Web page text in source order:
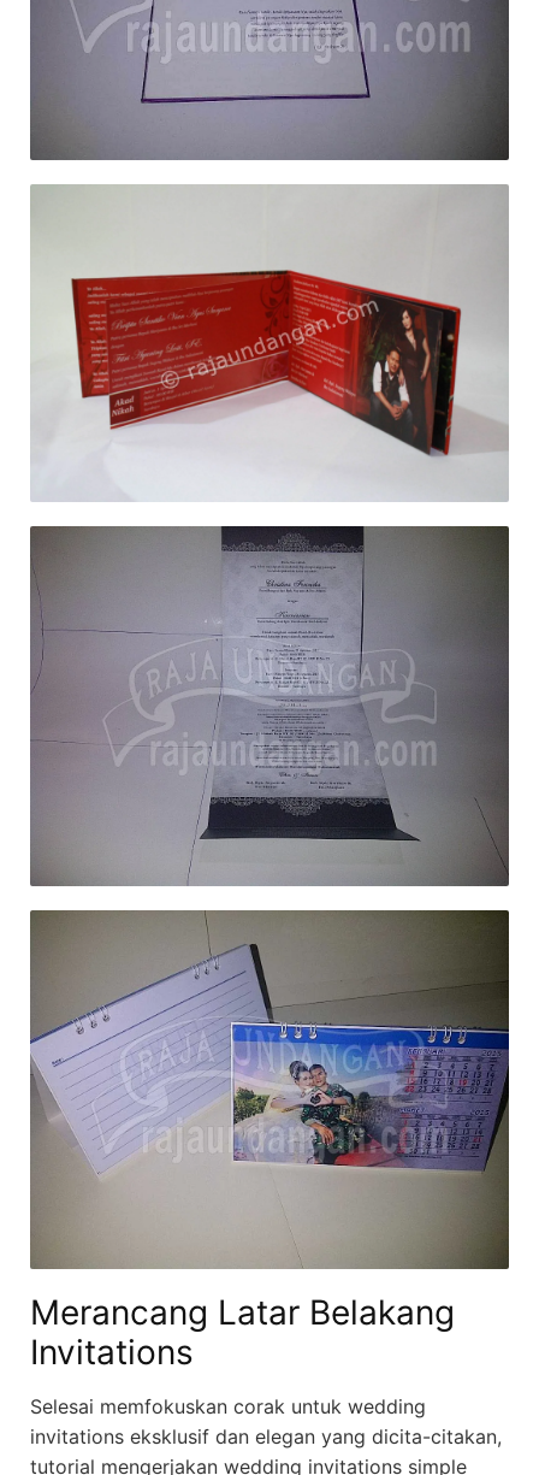
Merancang Latar Belakang
Invitations
Selesai memfokuskan corak untuk wedding
invitations eksklusif dan elegan yang dicita-citakan,
tutorial mengerjakan wedding invitations simple